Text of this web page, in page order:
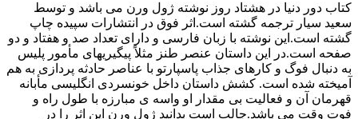
کتاب دور دنیا در هشتاد روز نوشته ژول ورن می باشد و توسط
سعید سیار ترجمه گشته است.اثر فوق در انتشارات سپیده چاپ
گشته است.این نوشته با زبان فارسی و دارای تعداد صد و هفتاد و دو
صفحه است.در این داستان عنصر طنز مثلاً پیگیریهای مأمور پلیس
به دنبال فوگ و کارهای جذاب پاسپارتو با عناصر حادثه‌ پردازی به هم
آمیخته شده است. کشش داستان داخل خونسردی انگلیسی‌ مأبانه
قهرمان آن و فعالیت بی مقدار او واسه ی مبارزه با طول راه و
فوت وقت می باشد.جالب است بدانید ژول ورن این اثر را در